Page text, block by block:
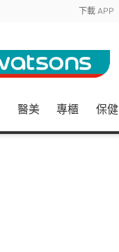
下載 APP
醫美 專櫃 保健